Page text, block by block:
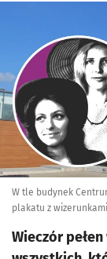
W tle budynek
plakatu z
Wieczór